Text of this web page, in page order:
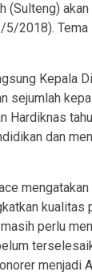
(Sulteng)
2018).
Kepala
sejumlah
Hardiknas
dan
kualitas
perlu
menjadi